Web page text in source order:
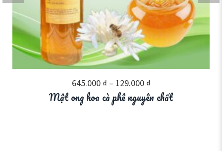
129.000 ₫
–
645.000 ₫
Mật ong hoa cà phê nguyên chất